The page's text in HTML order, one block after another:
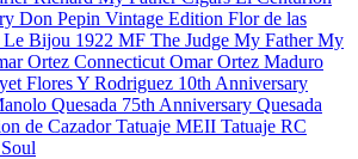
Don Pepin Vintage Edition Flor de las
Le Bijou 1922 MF The Judge My FatherMy
Ortez Connecticut Omar Ortez Maduro
Flores Y Rodriguez 10th Anniversary
Quesada 75th Anniversary Quesada
de CazadorTatuaje MEII Tatuaje RC